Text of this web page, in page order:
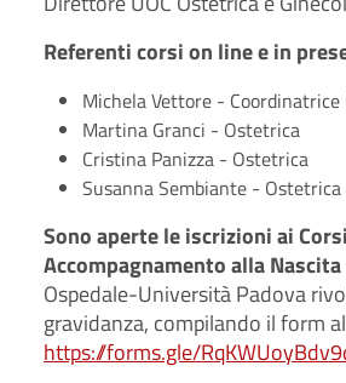
Referenti corsi on line e in
Michela Vettore -
Martina Granci - Ostetrica
Cristina Panizza - Ostetrica
Susanna Sembiante - Ostetrica
Sono aperte le iscrizioni ai
Accompagnamento alla Nascita
Ospedale-Università Padova
gravidanza, compilando il form
https://forms.gle/